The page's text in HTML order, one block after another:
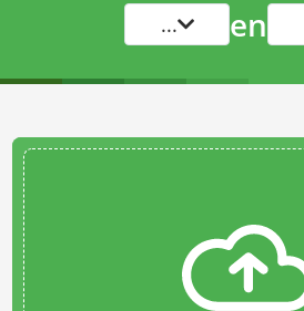
... en